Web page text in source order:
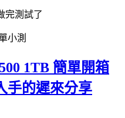
完測試了
小測
1TB 簡單開箱
手的遲來分享